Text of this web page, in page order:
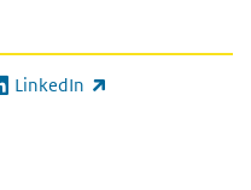
LinkedIn
link)